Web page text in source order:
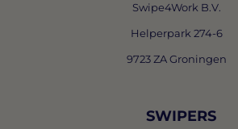
Swipe4Work B.V.
Helperpark 274-6
9723 ZA Groningen
SWIPERS